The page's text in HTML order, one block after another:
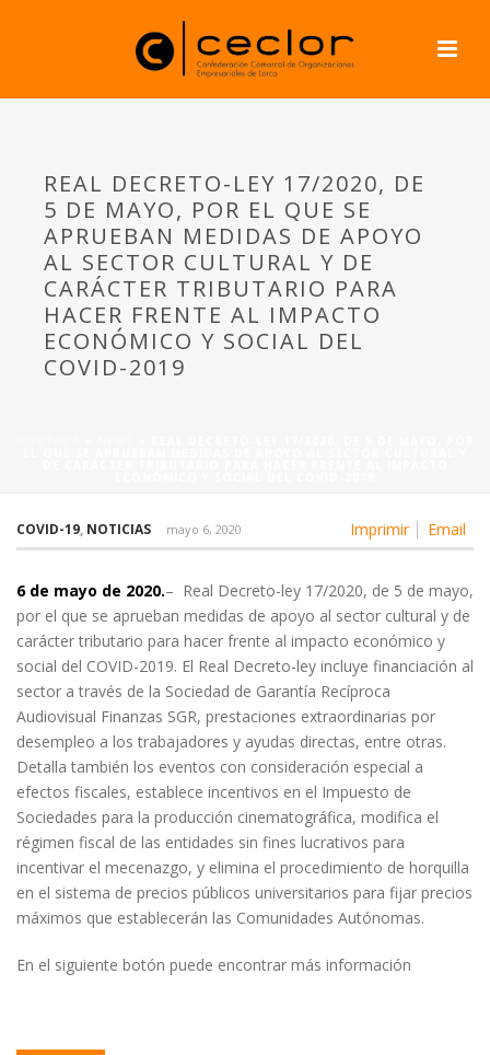
REAL DECRETO-LEY 17/2020, DE
5 DE MAYO, POR EL QUE SE
APRUEBAN MEDIDAS DE APOYO
AL SECTOR CULTURAL Y DE
CARÁCTER TRIBUTARIO PARA
HACER FRENTE AL IMPACTO
ECONÓMICO Y SOCIAL DEL
COVID-2019
Imprimir Email
COVID-19, NOTICIAS mayo 6, 2020
6 de mayo de 2020.– Real Decreto-ley 17/2020, de 5 de mayo,
por el que se aprueban medidas de apoyo al sector cultural y de
carácter tributario para hacer frente al impacto económico y
social del COVID-2019. El Real Decreto-ley incluye financiación al
sector a través de la Sociedad de Garantía Recíproca
Audiovisual Finanzas SGR, prestaciones extraordinarias por
desempleo a los trabajadores y ayudas directas, entre otras.
Detalla también los eventos con consideración especial a
efectos fiscales, establece incentivos en el Impuesto de
Sociedades para la producción cinematográfica, modifica el
régimen fiscal de las entidades sin fines lucrativos para
incentivar el mecenazgo, y elimina el procedimiento de horquilla
en el sistema de precios públicos universitarios para fijar precios
máximos que establecerán las Comunidades Autónomas.
En el siguiente botón puede encontrar más información